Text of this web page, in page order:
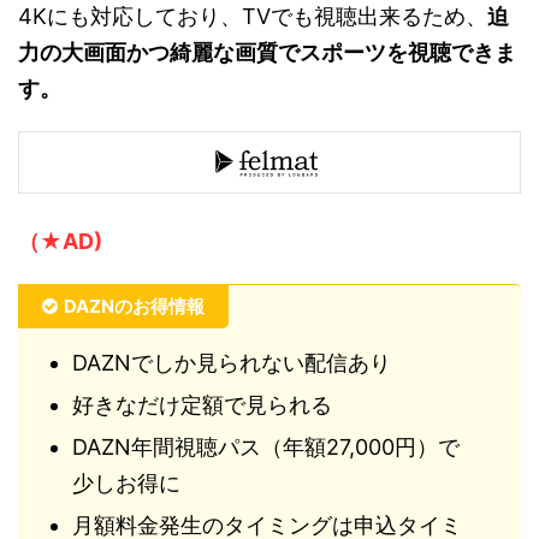
4Kにも対応しており、TVでも視聴出来るため、 迫
力の大画面かつ綺麗な画質でスポーツを視聴できま
す。
（★AD)
DAZNのお得情報
DAZNでしか見られない配信あり
好きなだけ定額で見られる
DAZN年間視聴パス（年額27,000円）で
少しお得に
月額料金発生のタイミングは申込タイミ